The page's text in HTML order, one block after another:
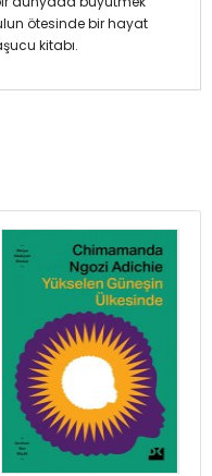
ötesinde bir hayat
kitabı.